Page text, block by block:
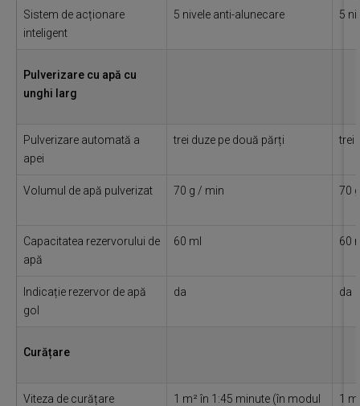
Sistem de acționare
inteligent
5 nivele anti-alunecare 5
Pulverizare cu apă cu
unghi larg
Pulverizare automată a
apei
trei duze pe două părți trei
Volumul de apă pulverizat 70 g / min 70
Capacitatea rezervorului de
apă
60 ml 60
Indicație rezervor de apă
gol
da da
Curățare
Viteza de curățare 1 m² în 1:45 minute (în modul 1